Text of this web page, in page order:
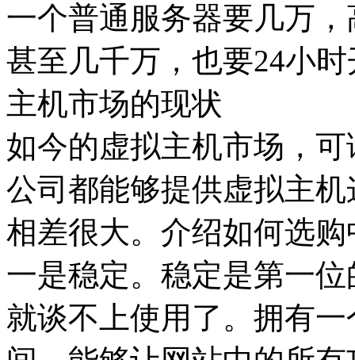
一个普通服务器要几万
甚至几千万，也要24小
主机市场的现状
如今的虚拟主机市场，
公司都能够提供虚拟主
相差很大。介绍如何选
一是稳定。稳定是第一
就谈不上使用了。拥有